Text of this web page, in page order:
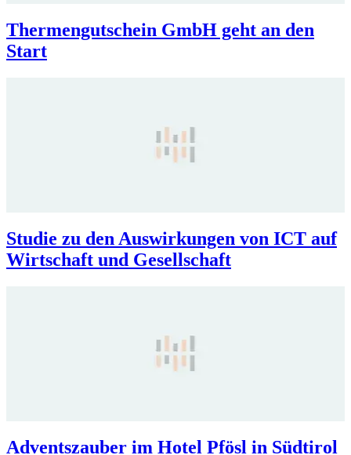
Thermengutschein GmbH geht an den
Start
Studie zu den Auswirkungen von ICT auf
Wirtschaft und Gesellschaft
Adventszauber im Hotel Pfösl in Südtirol